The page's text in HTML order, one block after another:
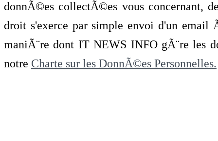
donnÃ©es collectÃ©es vous concernant,
droit s'exerce par simple envoi d'un
maniÃ¨re dont IT NEWS INFO gÃ¨re les
notre Charte sur les DonnÃ©es Personnelles.